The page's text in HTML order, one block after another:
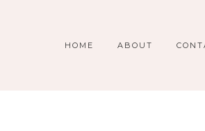
HOME ABOUT